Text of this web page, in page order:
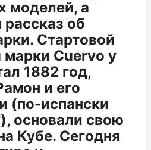
моделей, а
об
Стартовой
марки Cuervo y
1882 год,
и его
(по-испански
основали свою
Кубе. Сегодня